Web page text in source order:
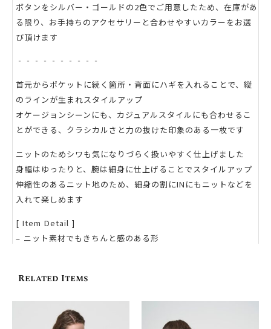
ボタンをシルバー・ゴールドの2色でご用意したため、在庫があ
る限り、お手持ちのアクセサリーと合わせやすいカラーをお選
び頂けます
‐‐‐‐‐‐‐‐‐‐
首元からポケットに続く箇所・背面にハギを入れることで、縦
のラインが生まれスタイルアップ
オケージョンシーンにも、カジュアルスタイルにも合わせるこ
とができる、クラシカルさと力の抜けた印象のある一枚です
ニットのためシワも気になりづらく扱いやすく仕上げました
身幅はゆったりと、腕は細身に仕上げることでスタイルアップ
伸縮性のあるニット地のため、細身の割にINにもニットなどを
入れて楽しめます
[ Item Detail ]
– ニット素材でもきちんと感のある形
– 内側に静電気防止加工
［ MATERIAL ］
‐ シルク混のしっとりしたニット
Related Items